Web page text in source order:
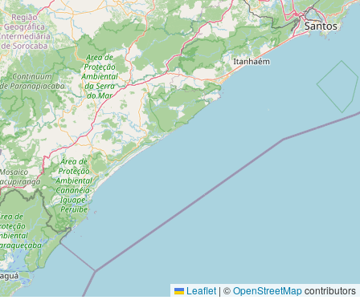
Leaflet | ©OpenStreetMapcontributors